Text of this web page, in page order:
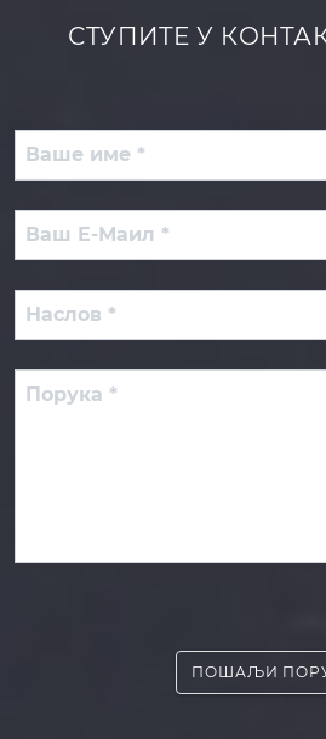
СТУПИТЕ У
ПОШАЉИ